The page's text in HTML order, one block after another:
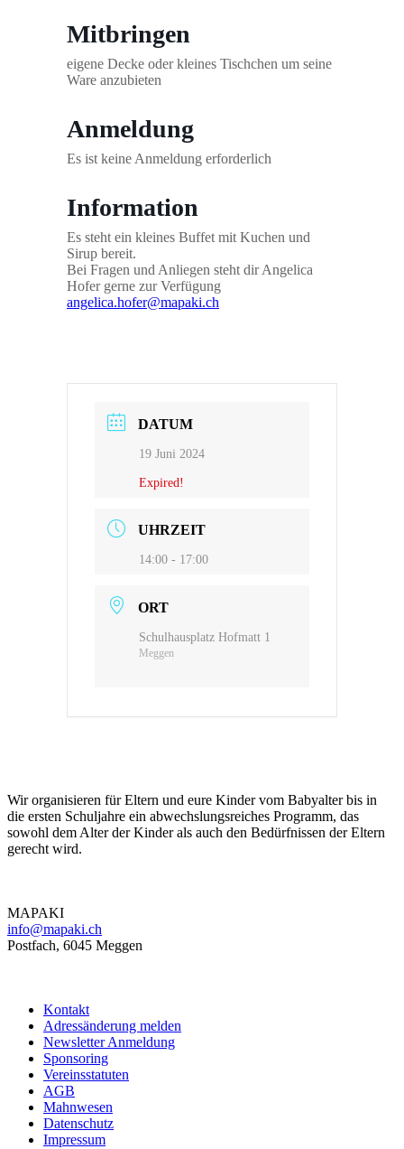
Mitbringen
eigene Decke oder kleines Tischchen um seine
Ware anzubieten
Anmeldung
Es ist keine Anmeldung erforderlich
Information
Es steht ein kleines Buffet mit Kuchen und
Sirup bereit.
Bei Fragen und Anliegen steht dir Angelica
Hofer gerne zur Verfügung
angelica.hofer@mapaki.ch
DATUM
19 Juni 2024
Expired!
UHRZEIT
14:00 - 17:00
ORT
Schulhausplatz Hofmatt 1
Meggen
Wir organisieren für Eltern und eure Kinder vom Babyalter bis in
die ersten Schuljahre ein abwechslungsreiches Programm, das
sowohl dem Alter der Kinder als auch den Bedürfnissen der Eltern
gerecht wird.
MAPAKI
info@mapaki.ch
Postfach, 6045 Meggen
Kontakt
Adressänderung melden
Newsletter Anmeldung
Sponsoring
Vereinsstatuten
AGB
Mahnwesen
Datenschutz
Impressum